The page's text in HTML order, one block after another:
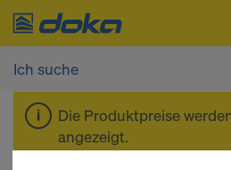
Die Produktpreise
angezeigt.